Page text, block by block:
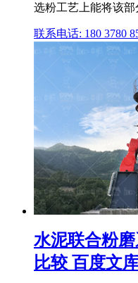
选粉工艺上能将该部
联系电话: 180 3780
水泥联合粉
比较 百度文